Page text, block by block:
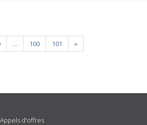
... 100 101 »
Appels d'offres